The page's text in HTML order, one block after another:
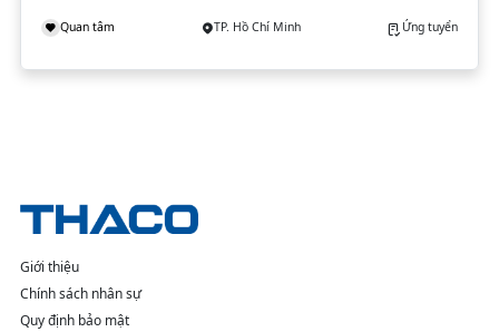
Quan tâm TP. Hồ Chí Minh Ứng tuyển
Giới thiệu
Chính sách nhân sự
Quy định bảo mật